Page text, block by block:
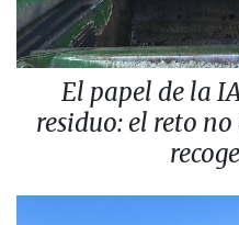
El papel de la
residuo: el reto no